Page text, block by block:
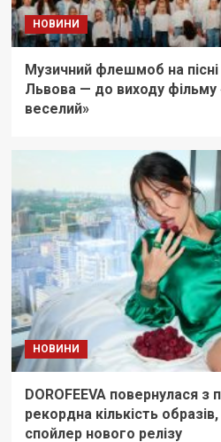
НОВИНИ
Музичний флешмоб на пісні
Львова — до виходу
веселий»
НОВИНИ
DOROFEEVA повернулася з
рекордна кількість
спойлер нового релізу